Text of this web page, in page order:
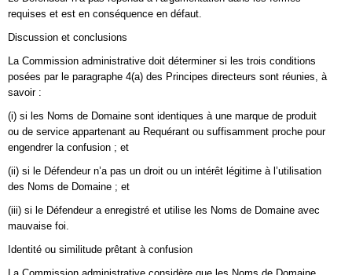
requises et est en conséquence en défaut.
Discussion et conclusions
La Commission administrative doit déterminer si les trois conditions
posées par le paragraphe 4(a) des Principes directeurs sont réunies, à
savoir :
(i) si les Noms de Domaine sont identiques à une marque de produit
ou de service appartenant au Requérant ou suffisamment proche pour
engendrer la confusion ; et
(ii) si le Défendeur n’a pas un droit ou un intérêt légitime à l’utilisation
des Noms de Domaine ; et
(iii) si le Défendeur a enregistré et utilise les Noms de Domaine avec
mauvaise foi.
Identité ou similitude prêtant à confusion